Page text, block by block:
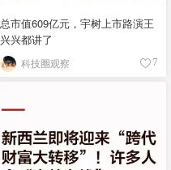
总市值609亿元，宇树上市路演王
兴兴都讲了
科技圈观察 7